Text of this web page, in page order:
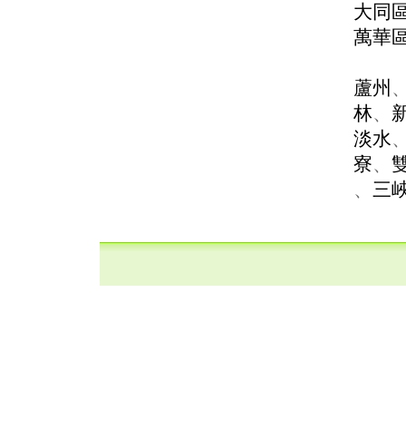
大同
萬華
蘆州
林、
淡水
寮、
、 三